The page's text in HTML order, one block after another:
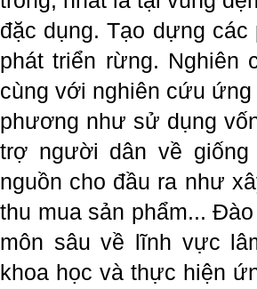
đặc dụng. Tạo dựng
phát triển rừng. Nghiên
cùng với nghiên cứu
phương như sử dụng
trợ người dân về
nguồn cho đầu ra như
thu mua sản phẩm...
môn sâu về lĩnh vực
khoa học và thực hiện